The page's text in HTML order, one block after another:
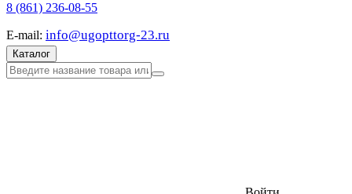
8 (861) 236-08-55
E-mail: info@ugopttorg-23.ru
Каталог